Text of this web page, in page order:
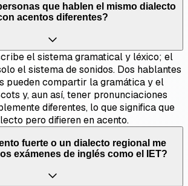
que hablen el mismo dialecto
acentos diferentes?
el sistema gramatical y léxico; el
el sistema de sonidos. Dos hablantes
pueden compartir la gramática y el
y, aun así, tener pronunciaciones
diferentes, lo que significa que
pero difieren en acento.
fuerte o un dialecto regional me
exámenes de inglés como el IET?